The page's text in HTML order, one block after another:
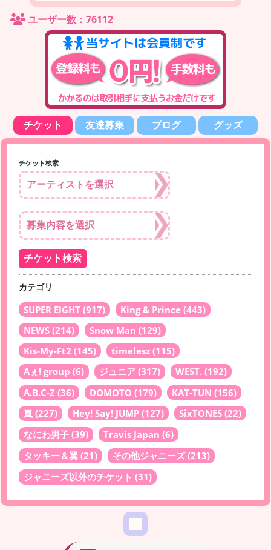
ユーザー数：76112
チケット 友達募集 ブログ グッズ
チケット検索
カテゴリ
SUPER EIGHT (917) King & Prince (443)
NEWS (214) Snow Man (129)
Kis-My-Ft2 (145) timelesz (115)
Aぇ! group (6) ジュニア (317) WEST. (192)
A.B.C-Z (36) DOMOTO (179) KAT-TUN (156)
嵐 (227) Hey! Say! JUMP (127) SixTONES (22)
なにわ男子 (39) Travis Japan (6)
タッキー＆翼 (21) その他ジャニーズ(213)
ジャニーズ以外のチケット (31)